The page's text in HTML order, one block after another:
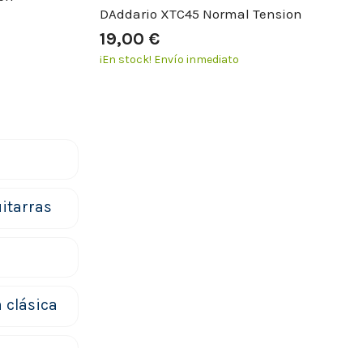
DAddario XTC45 Normal Tension
19,00 €
¡En stock! Envío inmediato
clásica